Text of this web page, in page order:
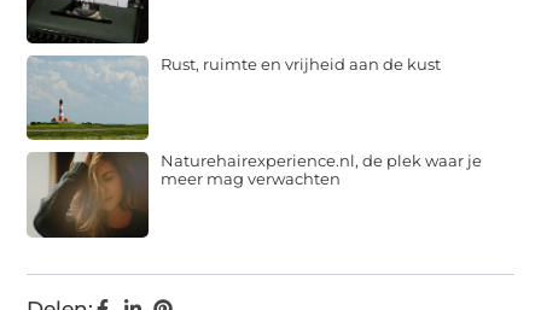
Rust, ruimte en vrijheid aan de kust
Naturehairexperience.nl, de plek waar je
meer mag verwachten